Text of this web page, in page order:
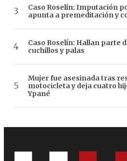
Caso Roselín: Imputación
apunta a premeditación y
Caso Roselín: Hallan parte
cuchillos y palas
Mujer fue asesinada tras
motocicleta y deja cuatro
Ypané